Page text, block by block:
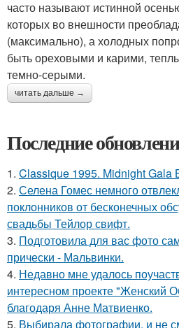
часто называют истинной
которых во внешности
(максимально), а холодных
быть ореховыми и карими,
темно-серыми.
читать дальше →
Последние
1. Classique 1995. Midnight Gala
2. Селена Гомес немного
поклонников от бесконечных
свадьбы Тейлор свифт.
3. Подготовила для вас фото
прически - Мальвинки.
4. Недавно мне удалось
интересном проекте "Женский
благодаря Анне Матвиенко.
5. Выбирала фотографии, и не